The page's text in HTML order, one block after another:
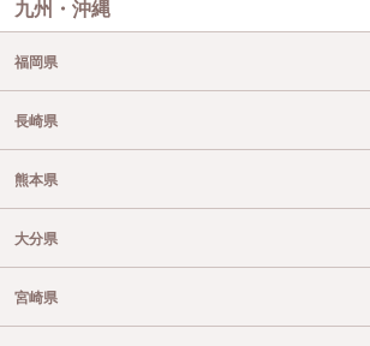
九州・沖縄
福岡県
長崎県
熊本県
大分県
宮崎県